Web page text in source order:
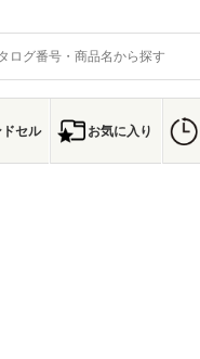
ドセル お気に入り